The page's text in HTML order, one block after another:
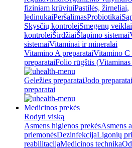
fiziniam krūviuiPastilės, žirneliai,
ledinukaiPeršalimasProbiotikai
Skysčių kontroleiSmegenų veiklai
kontroleiŠirdžiaiŠlapimo sistemai
sistemaiVitaminai ir mineralai
Vitamino A preparataiVitamino C
preparataiFolio rūgštis
Geležies preparataiJodo preparatai
preparatai
Medicinos prekės
Rodyti viską
Asmens higienos prekėsAsmens
priemonėsDezinfekcijaLigonių
reabilitacijaMedicinos technika